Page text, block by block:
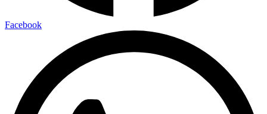
Facebook